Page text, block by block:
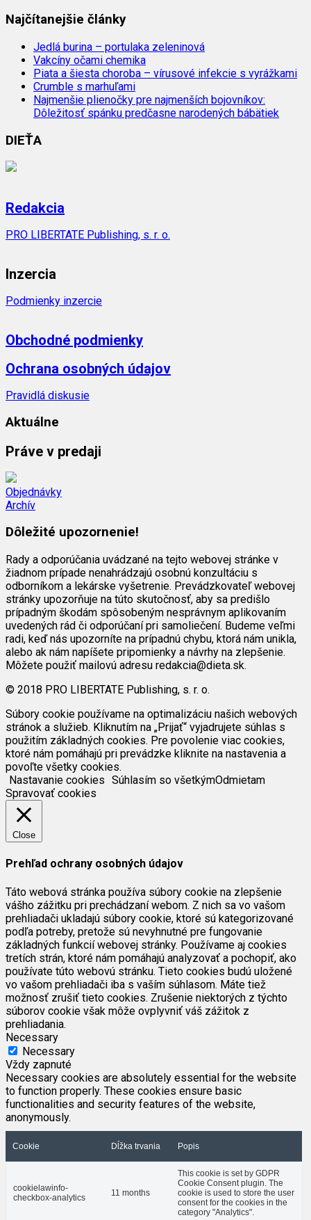
Najčítanejšie články
Jedlá burina – portulaka zeleninová
Vakcíny očami chemika
Piata a šiesta choroba – vírusové infekcie s vyrážkami
Crumble s marhuľami
Najmenšie plienočky pre najmenších bojovníkov:
Dôležitosť spánku predčasne narodených bábätiek
DIEŤA
Redakcia
PRO LIBERTATE Publishing, s. r. o.
Inzercia
Podmienky inzercie
Obchodné podmienky
Ochrana osobných údajov
Pravidlá diskusie
Aktuálne
Práve v predaji
Objednávky
Archív
Dôležité upozornenie!
Rady a odporúčania uvádzané na tejto webovej stránke v
žiadnom prípade nenahrádzajú osobnú konzultáciu s
odborníkom a lekárske vyšetrenie. Prevádzkovateľ webovej
stránky upozorňuje na túto skutočnosť, aby sa predišlo
prípadným škodám spôsobeným nesprávnym aplikovaním
uvedených rád či odporúčaní pri samoliečení. Budeme veľmi
radi, keď nás upozorníte na prípadnú chybu, ktorá nám unikla,
alebo ak nám napíšete pripomienky a návrhy na zlepšenie.
Môžete použiť mailovú adresu redakcia@dieta.sk.
© 2018 PRO LIBERTATE Publishing, s. r. o.
Súbory cookie používame na optimalizáciu našich webových
stránok a služieb. Kliknutím na „Prijať“ vyjadrujete súhlas s
použitím základných cookies. Pre povolenie viac cookies,
ktoré nám pomáhajú pri prevádzke kliknite na nastavenia a
povoľte všetky cookies.
Nastavanie cookies Súhlasím so všetkýmOdmietam
Spravovať cookies
Close
Prehľad ochrany osobných údajov
Táto webová stránka používa súbory cookie na zlepšenie
vášho zážitku pri prechádzaní webom. Z nich sa vo vašom
prehliadači ukladajú súbory cookie, ktoré sú kategorizované
podľa potreby, pretože sú nevyhnutné pre fungovanie
základných funkcií webovej stránky. Používame aj cookies
tretích strán, ktoré nám pomáhajú analyzovať a pochopiť, ako
používate túto webovú stránku. Tieto cookies budú uložené
vo vašom prehliadači iba s vaším súhlasom. Máte tiež
možnosť zrušiť tieto cookies. Zrušenie niektorých z týchto
súborov cookie však môže ovplyvniť váš zážitok z
prehliadania.
Necessary
Necessary
Vždy zapnuté
Necessary cookies are absolutely essential for the website
to function properly. These cookies ensure basic
functionalities and security features of the website,
anonymously.
Cookie Dĺžka trvania Popis
cookielawinfo-
checkbox-analytics
11 months
This cookie is set by GDPR
Cookie Consent plugin. The
cookie is used to store the user
consent for the cookies in the
category "Analytics".